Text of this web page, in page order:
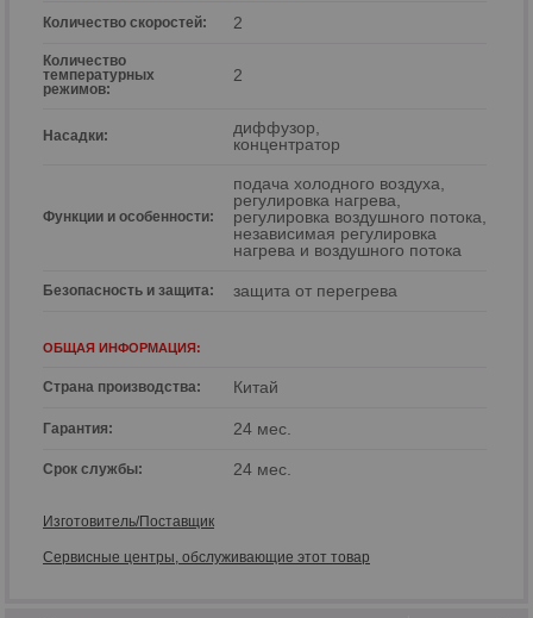
Количество скоростей: 2
Количество
температурных
режимов:
2
Насадки:
диффузор,
концентратор
Функции и особенности:
подача холодного воздуха,
регулировка нагрева,
регулировка воздушного потока,
независимая регулировка
нагрева и воздушного потока
Безопасность и защита: защита от перегрева
ОБЩАЯ ИНФОРМАЦИЯ:
Страна производства: Китай
Гарантия: 24 мес.
Срок службы: 24 мес.
Изготовитель/Поставщик
Сервисные центры, обслуживающие этот товар